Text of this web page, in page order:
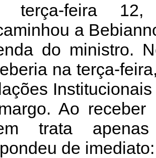
terça-feira 12,
a
do ministro.
na terça-
Ao
trata
de